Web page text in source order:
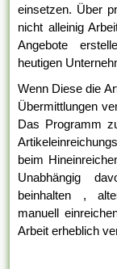
einsetzen. Über
nicht alleinig
Angebote
heutigen
Wenn Diese die
Übermittlungen
Das Programm
beim
Unabhängig
beinhalten ,
manuell
Arbeit erheblich